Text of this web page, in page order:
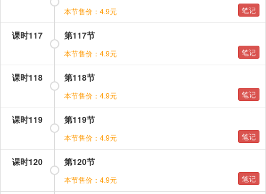
本节售价：4.9元 笔记
课时117 第117节
本节售价：4.9元 笔记
课时118 第118节
本节售价：4.9元 笔记
课时119 第119节
本节售价：4.9元 笔记
课时120 第120节
本节售价：4.9元 笔记